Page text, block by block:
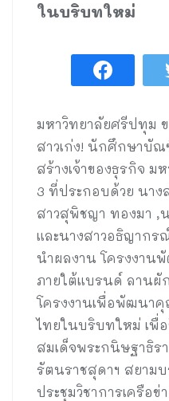
ในบริบทใหม่
มหาวิทยาลัยศรีปทุม
สาวเก่ง! นักศึกษาบั
สร้างเจ้าของธุรกิจ
3 ที่ประกอบด้วย นาง
สาวสุพิชญา ทองมา ,
และนางสาวอธิญาก
นำผลงาน โครงงาน
ภายใต้แบรนด์ ลานผั
โครงงานเพื่อพัฒน
ไทยในบริบทใหม่ เพื่
สมเด็จพระกนิษฐาธิร
รัตนราชสุดาฯ สยาม
ประชุมวิชาการเครื